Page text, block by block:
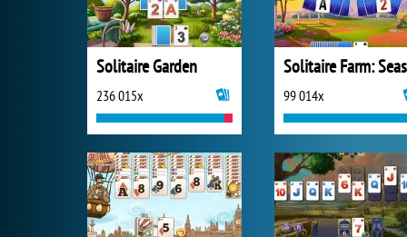
Solitaire Garden
236 015x 99 014x